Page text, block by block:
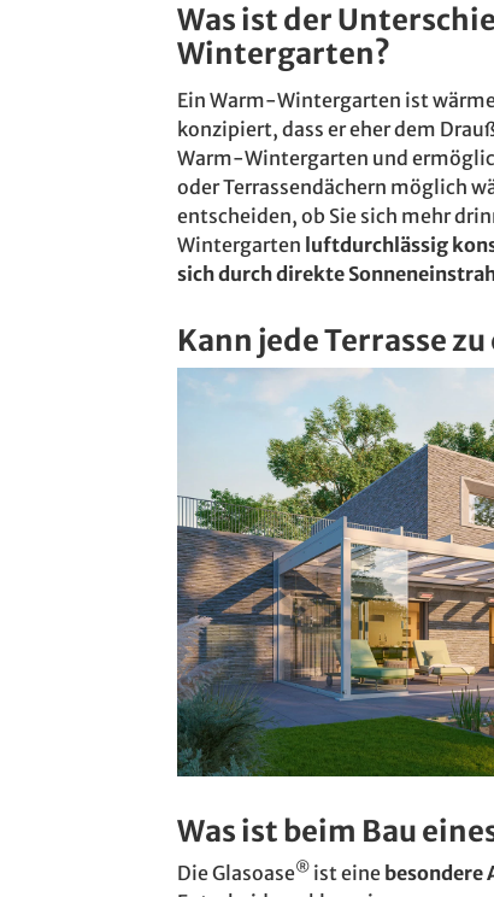
Was ist der
Wintergarten?
Ein Warm-Wintergarten ist
konzipiert, dass er eher dem
Warm-Wintergarten und
oder Terrassendächern möglich
entscheiden, ob Sie sich mehr
Wintergarten luftdurchlässig
sich durch direkte
Kann jede Terrasse
Was ist beim Bau
Die Glasoase® ist eine besondere